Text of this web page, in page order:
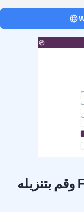
قم بالتسجيل في FluentC.ai وقم بتنزيله